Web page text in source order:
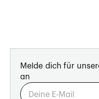
Melde dich für
an